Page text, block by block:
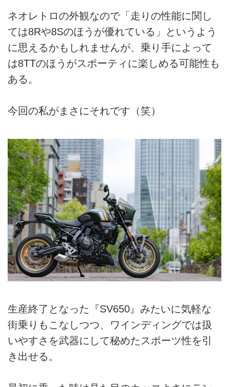
ネオレトロの外観なので「走りの性能に関し
ては8Rや8Sのほうが優れている」というよう
に思えるかもしれませんが、乗り手によって
は8TTのほうがスポーティに楽しめる可能性も
ある。
今回の私がまさにそれです（笑）
生産終了となった『SV650』みたいに気軽な
街乗りもこなしつつ、ワインディングでは扱
いやすさを武器にして秘めたスポーツ性を引
き出せる。